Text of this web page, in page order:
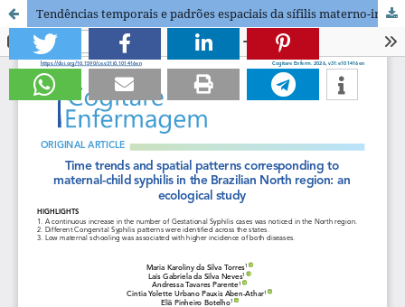
Tendências temporais e padrões espaciais da sífilis materno-infantil na Região Norte do Brasil